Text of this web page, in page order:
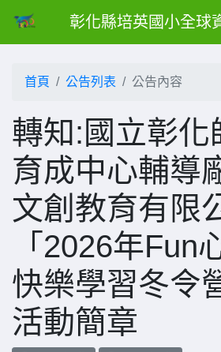
彰化縣培英國小全球
首頁 公告列表 公告內容
轉知:國立彰化
育成中心輔導
文創教育有限
「2026年Fun
快樂學習冬令
活動簡章